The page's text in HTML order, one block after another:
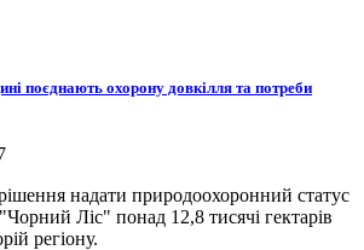
поєднають охорону довкілля та потреби
надати природоохоронний статус
Ліс" понад 12,8 тисячі гектарів
регіону.